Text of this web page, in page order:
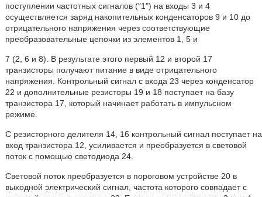
поступлении частотных сигналов ("1") на входы 3 и 4
осуществляется заряд накопительных конденсаторов 9 и 10 до
отрицательного напряжения через соответствующие
преобразовательные цепочки из элементов 1, 5 и
7 (2, 6 и 8). В результате этого первый 12 и второй 17
транзисторы получают питание в виде отрицательного
напряжения. Контрольный сигнал с входа 23 через конденсатор
22 и дополнительные резисторы 19 и 18 поступает на базу
транзистора 17, который начинает работать в импульсном
режиме.
С резисторного делителя 14, 16 контрольный сигнал поступает на
вход транзистора 12, усиливается и преобразуется в световой
поток с помощью светодиода 24.
Световой поток преобразуется в пороговом устройстве 20 в
выходной электрический сигнал, частота которого совпадает с